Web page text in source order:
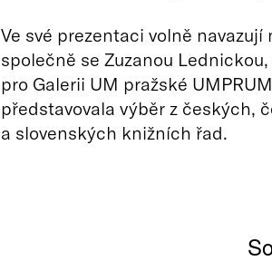
Ve své prezentaci volně navazují
společně se Zuzanou
pro Galerii UM pražské
představovala výběr z českých,
a slovenských knižních řad.